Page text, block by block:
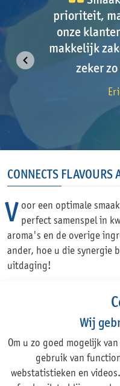
‘customer
houden
Cindy
prioriteit,
onze
makkelijk
zeker
CONNECTS FLAVOURS
Voor een optimale smaakbeleving is synergie nodig; een perfect samenspel in
aroma's en de overige
ander, hoe u die synergie
uitdaging!
Adres
Rechte Tocht 1, 1507
Wij
Om u zo goed mogelijk
gebruik van
webstatistieken en